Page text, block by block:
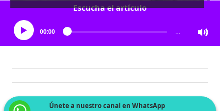
Escucha el artículo
00:00 …
Únete a nuestro canal en WhatsApp